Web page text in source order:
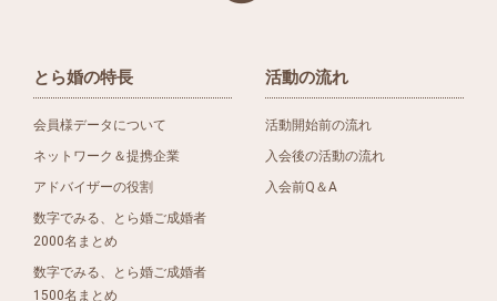
とら婚の特長
会員様データについて
ネットワーク＆提携企業
アドバイザーの役割
数字でみる、とら婚ご成婚者
2000名まとめ
数字でみる、とら婚ご成婚者
1500名まとめ
活動の流れ
活動開始前の流れ
入会後の活動の流れ
入会前Q＆A